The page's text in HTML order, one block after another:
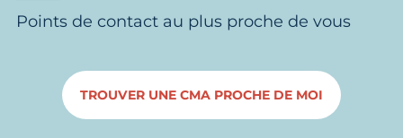
Points de contact au plus proche de vous
TROUVER UNE CMA PROCHE DE MOI